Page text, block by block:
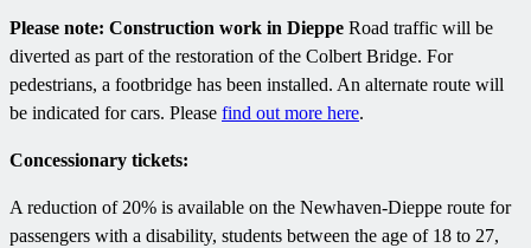
Please note: Construction work in Dieppe Road traffic will be
diverted as part of the restoration of the Colbert Bridge. For
pedestrians, a footbridge has been installed. An alternate route will
be indicated for cars. Please find out more here.
Concessionary tickets:
A reduction of 20% is available on the Newhaven-Dieppe route for
passengers with a disability, students between the age of 18 to 27,